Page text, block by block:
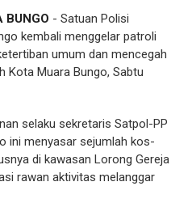
BUNGO - Satuan Polisi
kembali menggelar patroli
umum dan mencegah
Kota Muara Bungo, Sabtu
selaku sekretaris Satpol-PP
ini menyasar sejumlah kos-
di kawasan Lorong Gereja
rawan aktivitas melanggar